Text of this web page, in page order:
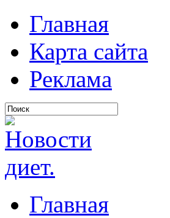
Главная
Карта сайта
Реклама
Главная